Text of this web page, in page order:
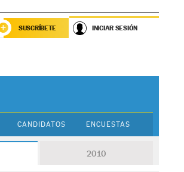
SUSCRÍBETE INICIAR SESIÓN
CANDIDATOS ENCUESTAS
2010